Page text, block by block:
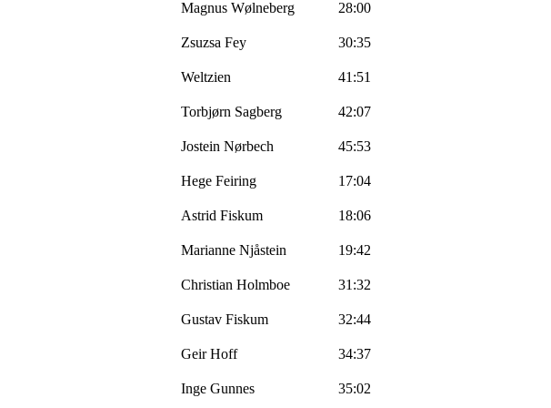
Magnus Wølneberg 28:00
Zsuzsa Fey 30:35
Weltzien 41:51
Torbjørn Sagberg 42:07
Jostein Nørbech 45:53
Hege Feiring 17:04
Astrid Fiskum 18:06
Marianne Njåstein 19:42
Christian Holmboe 31:32
Gustav Fiskum 32:44
Geir Hoff 34:37
Inge Gunnes 35:02